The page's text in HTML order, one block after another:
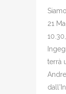
21
terrà